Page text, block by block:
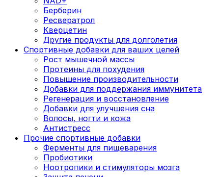
Берберин
Ресвератрол
Кверцетин
Другие продукты для долголетия
Спортивные добавки для ваших целей
Рост мышечной массы
Протеины для похудения
Повышение производительности
Добавки для поддержания иммунитета
Регенерация и восстановление
Добавки для улучшения сна
Волосы, ногти и кожа
Антистресс
Прочие спортивные добавки
Ферменты для пищеварения
Пробиотики
Ноотропики и стимуляторы мозга